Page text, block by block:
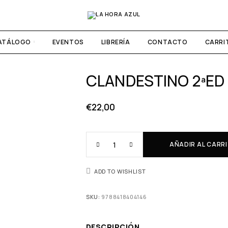
EVENTOS LIBRERÍA CONTACTO
CLANDESTINO 2ªED
€22,00
AÑADIR AL
ADD TO WISHLIST
SKU: 9788418404146